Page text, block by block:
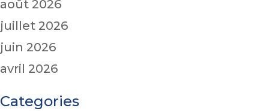
août 2026
juillet 2026
juin 2026
avril 2026
Categories